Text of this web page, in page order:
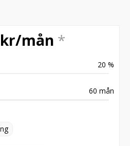
kr/mån *
20 %
60 mån